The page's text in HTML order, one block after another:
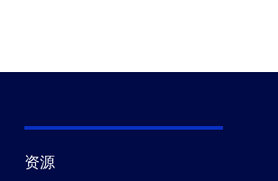
资源